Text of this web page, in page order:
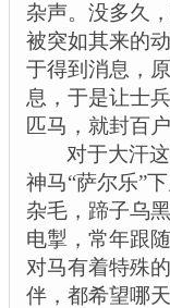
杂声。没多久
被突如其来的
于得到消息，
息，于是让士
匹马，就封百
对于大汗
神马“萨尔乐”
杂毛，蹄子乌
电掣，常年跟
对马有着特殊
伴，都希望哪